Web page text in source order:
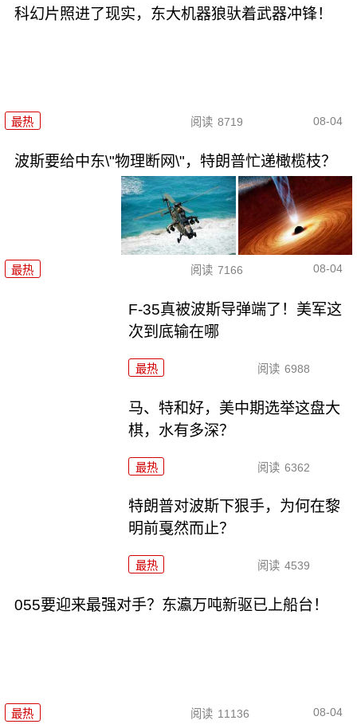
科幻片照进了现实，东大机器狼驮着武器冲锋！
最热 阅读 8719 08-04
波斯要给中东\"物理断网\"，特朗普忙递橄榄枝？
最热 阅读 7166 08-04
F-35真被波斯导弹端了！美军这
次到底输在哪
最热 阅读 6988
马、特和好，美中期选举这盘大
棋，水有多深？
最热 阅读 6362
特朗普对波斯下狠手，为何在黎
明前戛然而止？
最热 阅读 4539
055要迎来最强对手？东瀛万吨新驱已上船台！
最热 阅读 11136 08-04